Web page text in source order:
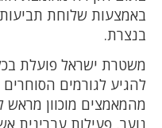
באמצעות שלוחת
בנצרת.
משטרת ישראל פועלת
להגיע לגורמים
מהמאמצים מוכוון מראש
נוער, פעילות עברינית